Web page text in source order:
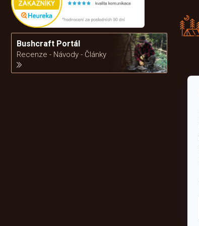
Bushcraft Portál
Recenze - Návody - Články